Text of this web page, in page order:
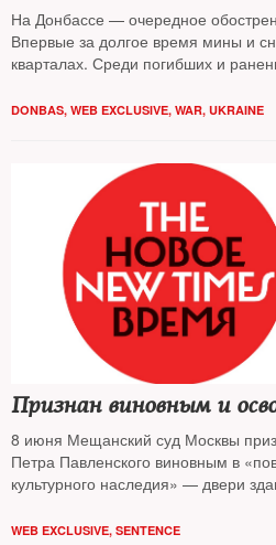
На Донбассе — очередное
Впервые за долгое время мины и
кварталах. Среди погибших и
«подвешивание» конфликта и к
DONBAS, WEB EXCLUSIVE, WAR, UKRAINE
Признан виновным и
8 июня Мещанский суд Москвы
Петра Павленского виновным в
культурного наследия» — двери
WEB EXCLUSIVE, SENTENCE